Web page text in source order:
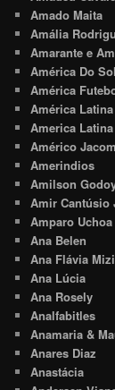
Amado Maita
Amália
Amarante e
América Do Sol
América
América
America
Américo
Amerindios
Amilson
Amir Cantúsio
Amparo
Ana Belen
Ana Flávia
Ana Lúcia
Ana Rosely
Analfabitles
Anamaria &
Anares Diaz
Anastácia